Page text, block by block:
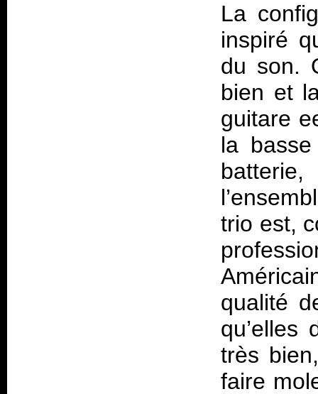
La
inspiré
du son.
bien et
guitare
la
trio est,
qualité
qu’elles
très
faire